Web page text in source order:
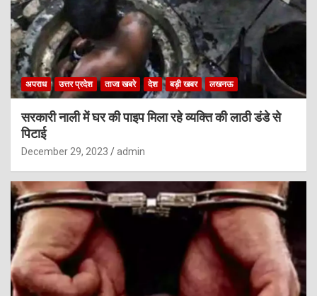
अपराध उत्तर प्रदेश ताजा खबरे देश बड़ी खबर लखनऊ
सरकारी नाली में घर की पाइप मिला रहे व्यक्ति की लाठी डंडे से
पिटाई
December 29, 2023 admin